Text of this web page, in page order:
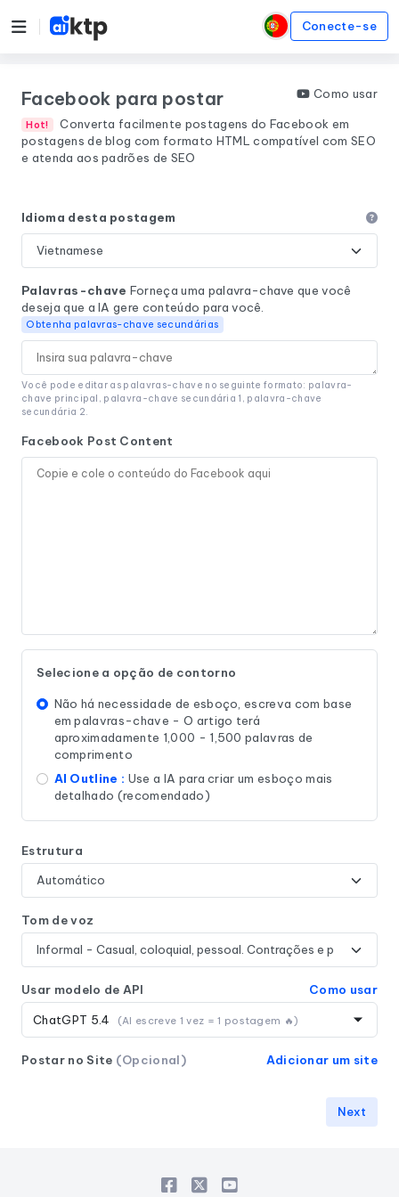
Conecte-se
Facebook para postar Como usar
Hot!
Converta facilmente postagens do Facebook em
postagens de blog com formato HTML compatível com SEO
e atenda aos padrões de SEO
Idioma desta postagem
Palavras-chave Forneça uma palavra-chave que você
deseja que a IA gere conteúdo para você.
Obtenha palavras-chave secundárias
Você pode editar as palavras-chave no seguinte formato: palavra-
chave principal, palavra-chave secundária 1, palavra-chave
secundária 2.
Facebook Post Content
Selecione a opção de contorno
Não há necessidade de esboço, escreva com base
em palavras-chave - O artigo terá
aproximadamente 1,000 - 1,500 palavras de
comprimento
AI Outline : Use a IA para criar um esboço mais
detalhado (recomendado)
Estrutura
Tom de voz
Usar modelo de API Como usar
ChatGPT 5.4 (AI escreve 1 vez = 1 postagem 🔥)
Postar no Site (Opcional) Adicionar um site
Next